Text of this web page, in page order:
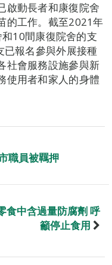
啟動長者和康復院舍
的工作。截至2021年
10間康復院舍的支
報名參與外展接種
社會服務設施參與新
使用者和家人的身體
職員被羈押
食中含過量防腐劑 呼
籲停止食用